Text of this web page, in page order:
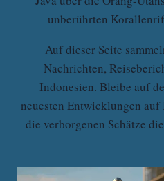
unberührten
Auf dieser Seite
Nachrichten,
Indonesien. Bleibe auf
neuesten Entwicklungen
die verborgenen Schätze